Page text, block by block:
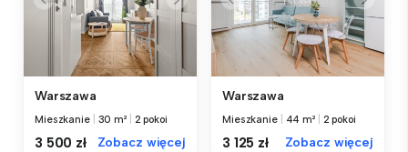
Warszawa
Mieszkanie 30 m² 2 pokoi
3 500 zł Zobacz więcej
Warszawa
Mieszkanie 44 m² 2 pokoi
3 125 zł Zobacz więcej